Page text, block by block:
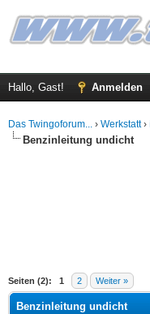
Hallo, Gast! Anmelden
Das Twingoforum... › Werkstatt›
Benzinleitung undicht
Seiten (2): 1 2 Weiter »
Durchschnitt
Benzinleitung undicht